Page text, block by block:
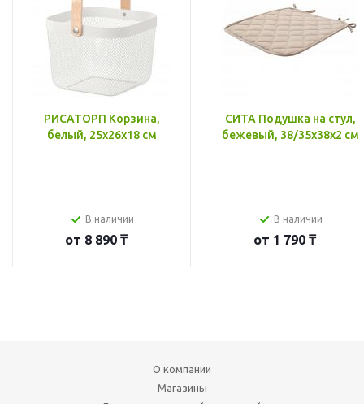
РИСАТОРП Корзина,
белый, 25x26x18 см
В наличии
от 8 890 ₸
СИТА Подушка на стул,
бежевый, 38/35x38x2 см
В наличии
от 1 790 ₸
О компании
Магазины